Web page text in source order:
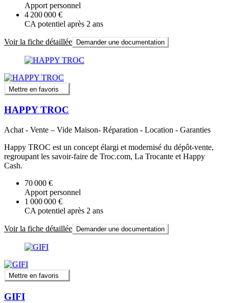
Apport personnel
4 200 000 €
CA potentiel après 2 ans
Voir la fiche détaillée Demander une documentation
Mettre en favoris
HAPPY TROC
Achat - Vente – Vide Maison- Réparation - Location - Garanties
Happy TROC est un concept élargi et modernisé du dépôt-vente,
regroupant les savoir-faire de Troc.com, La Trocante et Happy
Cash.
70 000 €
Apport personnel
1 000 000 €
CA potentiel après 2 ans
Voir la fiche détaillée Demander une documentation
Mettre en favoris
GIFI